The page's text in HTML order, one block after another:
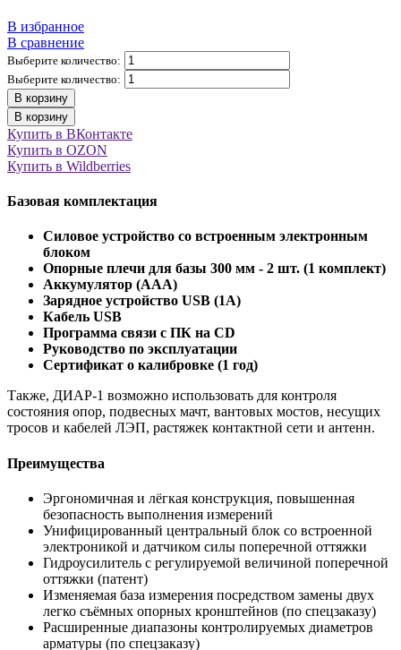
В избранное
В сравнение
Выберите количество:
Выберите количество:
В корзину
В корзину
Купить в ВКонтакте
Купить в OZON
Купить в Wildberries
Базовая комплектация
Силовое устройство со встроенным электронным
блоком
Опорные плечи для базы 300 мм - 2 шт. (1 комплект)
Аккумулятор (ААА)
Зарядное устройство USB (1А)
Кабель USB
Программа связи с ПК на CD
Руководство по эксплуатации
Сертификат о калибровке (1 год)
Также, ДИАР-1 возможно использовать для контроля
состояния опор, подвесных мачт, вантовых мостов, несущих
тросов и кабелей ЛЭП, растяжек контактной сети и антенн.
Преимущества
Эргономичная и лёгкая конструкция, повышенная
безопасность выполнения измерений
Унифицированный центральный блок со встроенной
электроникой и датчиком силы поперечной оттяжки
Гидроусилитель с регулируемой величиной поперечной
оттяжки (патент)
Изменяемая база измерения посредством замены двух
легко съёмных опорных кронштейнов (по спецзаказу)
Расширенные диапазоны контролируемых диаметров
арматуры (по спецзаказу)